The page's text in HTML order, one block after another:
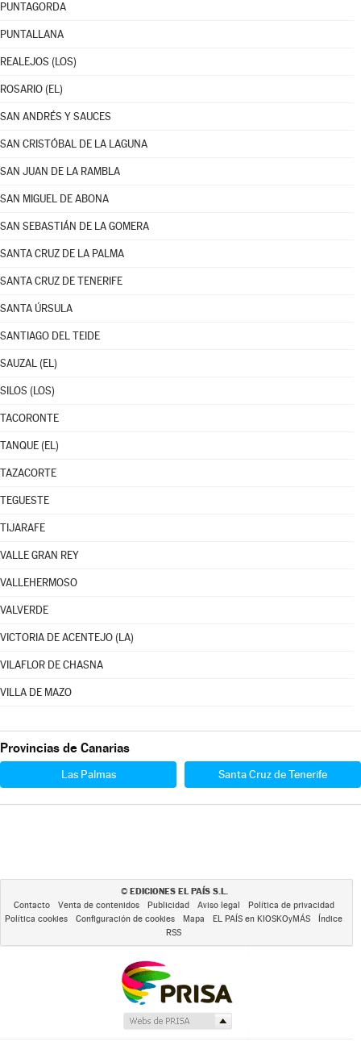
PUNTAGORDA
PUNTALLANA
REALEJOS (LOS)
ROSARIO (EL)
SAN ANDRÉS Y SAUCES
SAN CRISTÓBAL DE LA LAGUNA
SAN JUAN DE LA RAMBLA
SAN MIGUEL DE ABONA
SAN SEBASTIÁN DE LA GOMERA
SANTA CRUZ DE LA PALMA
SANTA CRUZ DE TENERIFE
SANTA ÚRSULA
SANTIAGO DEL TEIDE
SAUZAL (EL)
SILOS (LOS)
TACORONTE
TANQUE (EL)
TAZACORTE
TEGUESTE
TIJARAFE
VALLE GRAN REY
VALLEHERMOSO
VALVERDE
VICTORIA DE ACENTEJO (LA)
VILAFLOR DE CHASNA
VILLA DE MAZO
Provincias de Canarias
Las Palmas Santa Cruz de Tenerife
© EDICIONES EL PAÍS S.L.
Contacto Venta de contenidos Publicidad Aviso legal
Política de privacidad
Política cookies
Configuración de cookies Mapa EL PAÍS en KIOSKOyMÁS
Índice
RSS